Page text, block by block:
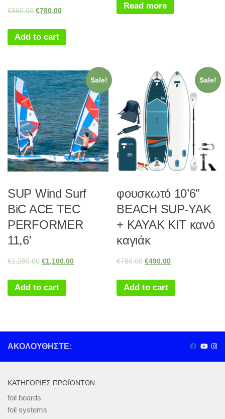
€860.00 €780.00
Add to cart
Read more
Sale!
SUP Wind Surf
BiC ACE TEC
PERFORMER
11,6′
€1,280.00 €1,100.00
Add to cart
Sale!
φουσκωτό 10’6″
BEACH SUP-YAK
+ KAYAK KIT κανό
καγιάκ
€780.00 €490.00
Add to cart
ΑΚΟΛΟΥΘΉΣΤΕ:
ΚΑΤΗΓΟΡΊΕΣ ΠΡΟΪΌΝΤΩΝ
foil boards
foil systems